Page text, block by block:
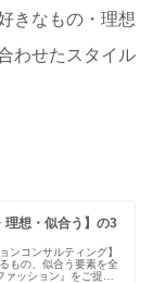
きなもの・理想
わせたスタイル
理想・似合う】の3
ンコンサルティング】
もの、似合う要素を全
ッション』をご提案